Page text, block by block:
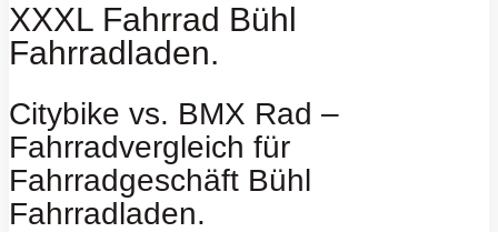
XXXL Fahrrad Bühl
Fahrradladen.
Citybike vs. BMX Rad –
Fahrradvergleich für
Fahrradgeschäft Bühl
Fahrradladen.